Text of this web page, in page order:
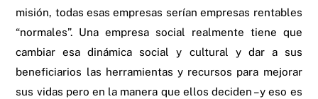
misión, todas esas empresas serían empresas rentables
“normales”. Una empresa social realmente tiene que
cambiar esa dinámica social y cultural y dar a sus
beneficiarios las herramientas y recursos para mejorar
sus vidas pero en la manera que ellos deciden – y eso es